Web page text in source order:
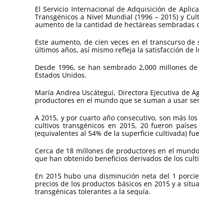
El Servicio Internacional de Adquisición de
Transgénicos a Nivel Mundial (1996 – 2015) y
aumento de la cantidad de hectáreas sembradas
Este aumento, de cien veces en el transcurso
últimos años, así mismo refleja la satisfacción
Desde 1996, se han sembrado 2,000 millones
Estados Unidos.
María Andrea Uscátegui, Directora Ejecutiva de
productores en el mundo que se suman a usar
A 2015, y por cuarto año consecutivo, son más
cultivos transgénicos en 2015, 20 fueron
(equivalentes al 54% de la superficie cultivada)
Cerca de 18 millones de productores en el
que han obtenido beneficios derivados de los
En 2015 hubo una disminución neta del 1
precios de los productos básicos en 2015 y a
transgénicas tolerantes a la sequía.